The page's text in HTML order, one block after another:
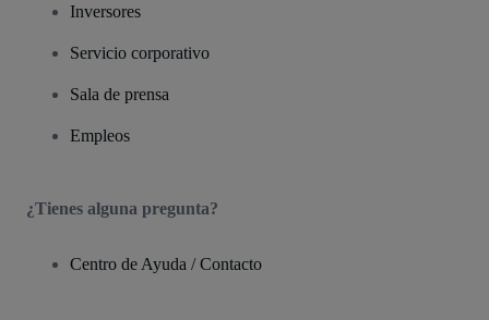
Inversores
Servicio corporativo
Sala de prensa
Empleos
¿Tienes alguna pregunta?
Centro de Ayuda / Contacto